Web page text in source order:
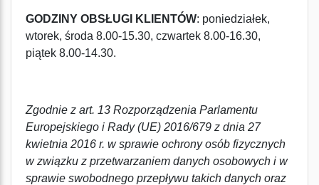
GODZINY OBSŁUGI KLIENTÓW: poniedziałek,
wtorek, środa 8.00-15.30, czwartek 8.00-16.30,
piątek 8.00-14.30.
Zgodnie z art. 13 Rozporządzenia Parlamentu
Europejskiego i Rady (UE) 2016/679 z dnia 27
kwietnia 2016 r. w sprawie ochrony osób fizycznych
w związku z przetwarzaniem danych osobowych i w
sprawie swobodnego przepływu takich danych oraz